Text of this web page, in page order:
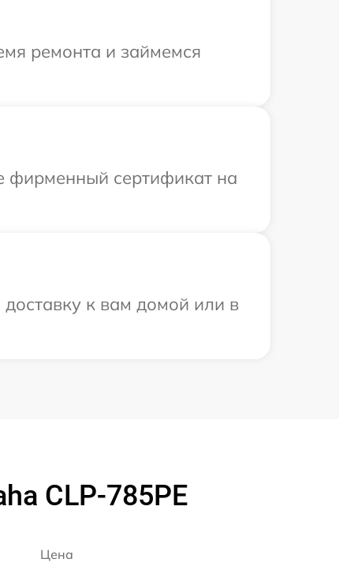
ремонта и займемся
фирменный сертификат на
к вам домой или в
CLP-785PE
Цена